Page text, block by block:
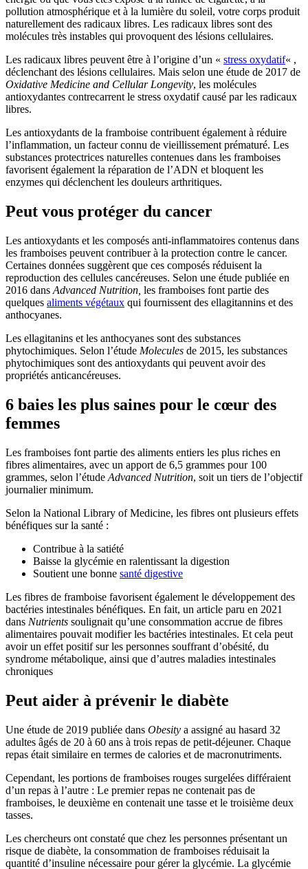
pollution atmosphérique et à la lumière du soleil, votre corps produit
naturellement des radicaux libres. Les radicaux libres sont des
molécules très instables qui provoquent des lésions cellulaires.
Les radicaux libres peuvent être à l’origine d’un « stress oxydatif« ,
déclenchant des lésions cellulaires. Mais selon une étude de 2017 de
Oxidative Medicine and Cellular Longevity, les molécules
antioxydantes contrecarrent le stress oxydatif causé par les radicaux
libres.
Les antioxydants de la framboise contribuent également à réduire
l’inflammation, un facteur connu de vieillissement prématuré. Les
substances protectrices naturelles contenues dans les framboises
favorisent également la réparation de l’ADN et bloquent les
enzymes qui déclenchent les douleurs arthritiques.
Peut vous protéger du cancer
Les antioxydants et les composés anti-inflammatoires contenus dans
les framboises peuvent contribuer à la protection contre le cancer.
Certaines données suggèrent que ces composés réduisent la
reproduction des cellules cancéreuses. Selon une étude publiée en
2016 dans Advanced Nutrition, les framboises font partie des
quelques aliments végétaux qui fournissent des ellagitannins et des
anthocyanes.
Les ellagitanins et les anthocyanes sont des substances
phytochimiques. Selon l’étude Molecules de 2015, les substances
phytochimiques sont des antioxydants qui peuvent avoir des
propriétés anticancéreuses.
6 baies les plus saines pour le cœur des
femmes
Les framboises font partie des aliments entiers les plus riches en
fibres alimentaires, avec un apport de 6,5 grammes pour 100
grammes, selon l’étude Advanced Nutrition, soit un tiers de l’objectif
journalier minimum.
Selon la National Library of Medicine, les fibres ont plusieurs effets
bénéfiques sur la santé :
Contribue à la satiété
Baisse la glycémie en ralentissant la digestion
Soutient une bonne santé digestive
Les fibres de framboise favorisent également le développement des
bactéries intestinales bénéfiques. En fait, un article paru en 2021
dans Nutrients soulignait qu’une consommation accrue de fibres
alimentaires pouvait modifier les bactéries intestinales. Et cela peut
avoir un effet positif sur les personnes souffrant d’obésité, du
syndrome métabolique, ainsi que d’autres maladies intestinales
chroniques
Peut aider à prévenir le diabète
Une étude de 2019 publiée dans Obesity a assigné au hasard 32
adultes âgés de 20 à 60 ans à trois repas de petit-déjeuner. Chaque
repas était similaire en termes de calories et de macronutriments.
Cependant, les portions de framboises rouges surgelées différaient
d’un repas à l’autre : Le premier repas ne contenait pas de
framboises, le deuxième en contenait une tasse et le troisième deux
tasses.
Les chercheurs ont constaté que chez les personnes présentant un
risque de diabète, la consommation de framboises réduisait la
quantité d’insuline nécessaire pour gérer la glycémie. La glycémie